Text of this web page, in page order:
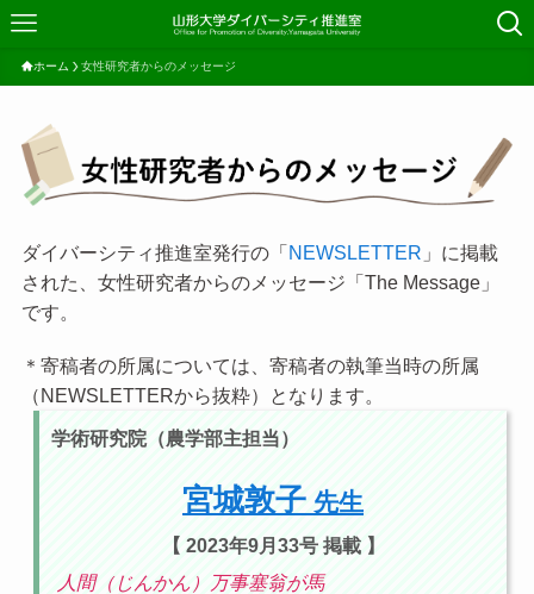
ホーム 女性研究者からのメッセージ
ダイバーシティ推進室発行の「NEWSLETTER 」に掲載
された、女性研究者からのメッセージ「The Message」
です。
＊寄稿者の所属については、寄稿者の執筆当時の所属
（NEWSLETTERから抜粋）となります。
学術研究院（農学部主担当）
宮城敦子 先生
【 2023年9月33号 掲載 】
人間（じんかん）万事塞翁が馬